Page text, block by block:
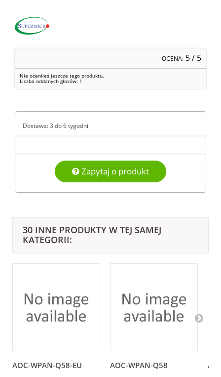
OCENA: 5/ 5
Nie oceniłeś jeszcze tego produktu.
Liczba oddanych głosów: 1
Dostawa: 3 do 6 tygodni
Zapytaj o produkt
30 INNE PRODUKTY W TEJ SAMEJ
KATEGORII:
AOC-WPAN-Q58-EU AOC-WPAN-Q58